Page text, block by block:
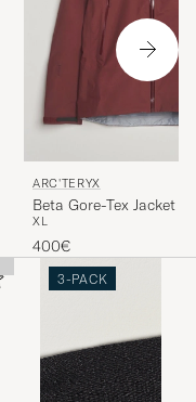
ARC'TERYX
Beta Gore-Tex Jacket
XL
400€
3-PACK